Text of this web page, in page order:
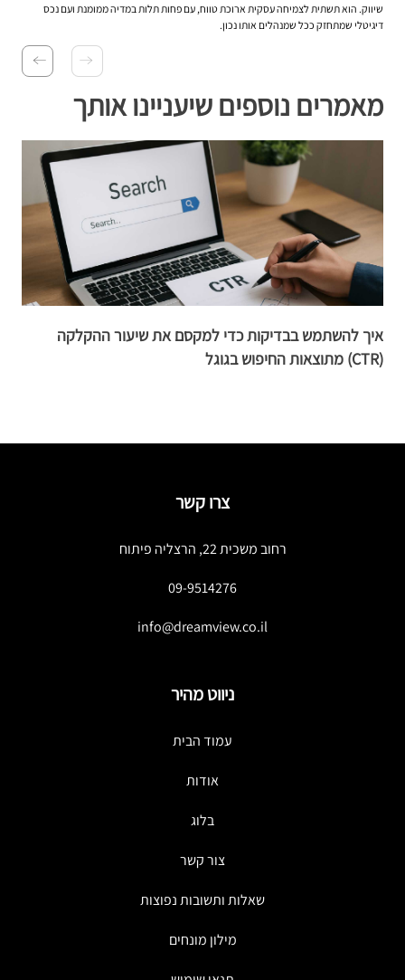
שיווק. הוא תשתית לצמיחה עסקית ארוכת טווח, עם פחות תלות במדיה ממומנת ועם נכס
דיגיטלי שמתחזק ככל שמנהלים אותו נכון.
מאמרים נוספים שיעניינו אותך
איך להשתמש בבדיקות כדי למקסם את שיעור ההקלקה
(CTR) מתוצאות החיפוש בגוגל
צרו קשר
רחוב משכית 22, הרצליה פיתוח
09-9514276
info@dreamview.co.il
ניווט מהיר
עמוד הבית
אודות
בלוג
צור קשר
שאלות ותשובות נפוצות
מילון מונחים